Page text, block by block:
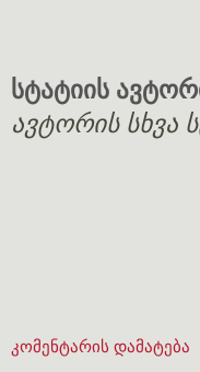
სტატიის
ავტორის სხვა
კომენტარის დამატება